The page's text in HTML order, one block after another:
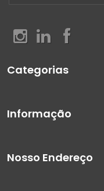
Categorias
Informação
Nosso Endereço